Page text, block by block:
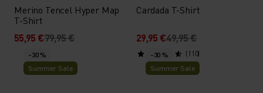
Merino Tencel Hyper Map
T-Shirt
55,95 €79,95 €
Cardada T-Shirt
29,95 €49,95 €
(110)
-30 %
Summer Sale
-30 %
Summer Sale